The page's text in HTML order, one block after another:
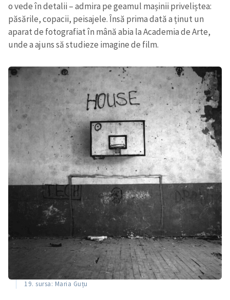
o vede în detalii – admira pe geamul mașinii priveliștea:
păsările, copacii, peisajele. Însă prima dată a ținut un
aparat de fotografiat în mână abia la Academia de Arte,
unde a ajuns să studieze imagine de film.
19. sursa: Maria Guțu